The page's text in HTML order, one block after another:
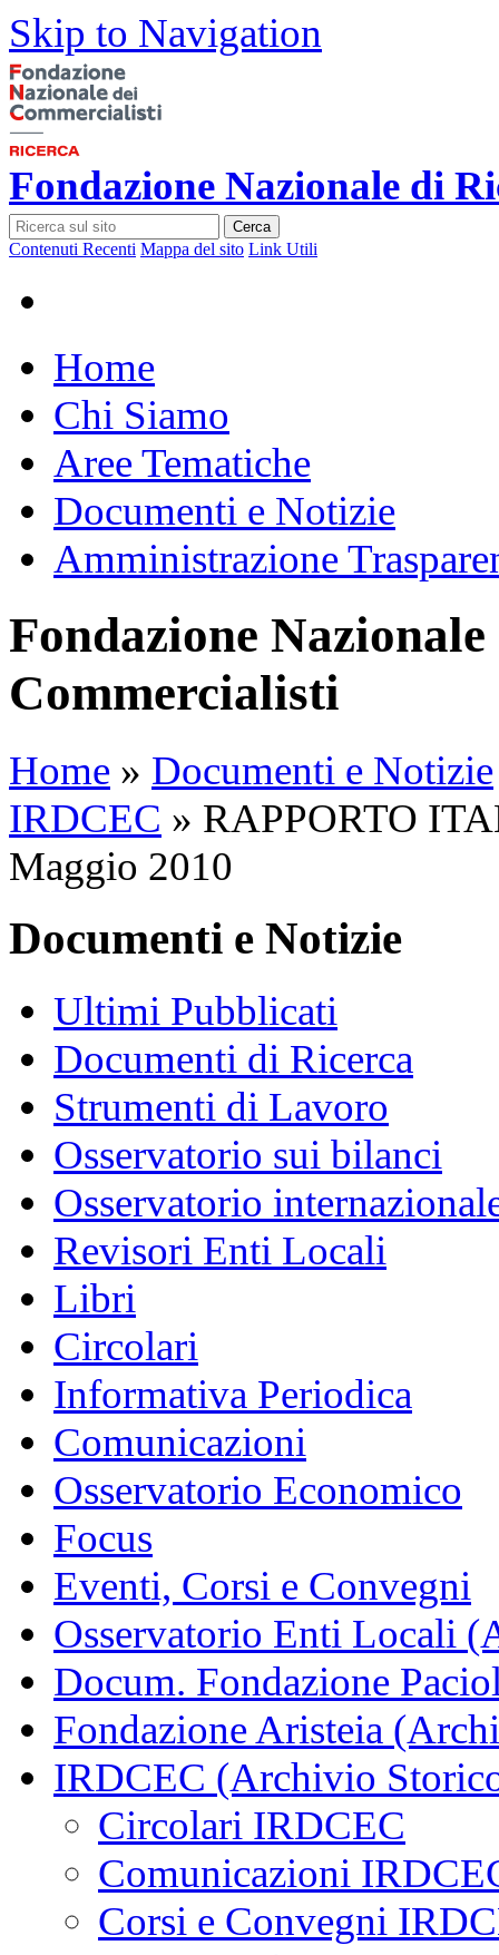
Skip to Navigation
Fondazione Nazionale di
Cerca
Contenuti Recenti Mappa del sito Link Utili
Home
Chi Siamo
Aree Tematiche
Documenti e Notizie
Amministrazione
Fondazione
Commercialisti
Home » Documenti e Notizie
IRDCEC » RAPPORTO
Maggio 2010
Documenti e Notizie
Ultimi Pubblicati
Documenti di Ricerca
Strumenti di Lavoro
Osservatorio sui bilanci
Osservatorio
Revisori Enti Locali
Libri
Circolari
Informativa Periodica
Comunicazioni
Osservatorio Economico
Focus
Eventi, Corsi e Convegni
Osservatorio Enti Locali
Docum. Fondazione
Fondazione Aristeia
IRDCEC (Archivio
Circolari IRDCEC
Comunicazioni
Corsi e Convegni